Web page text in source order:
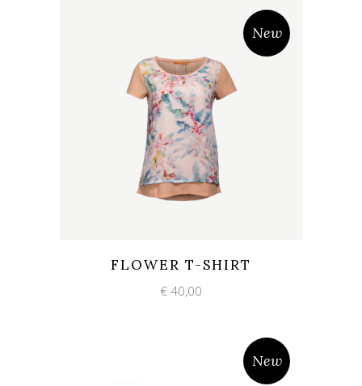
New
FLOWER T-SHIRT
€ 40,00
New